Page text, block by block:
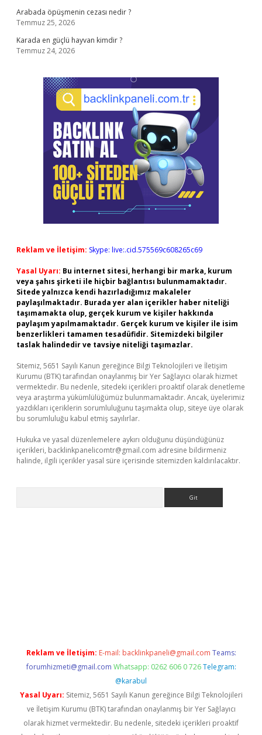
Arabada öpüşmenin cezası nedir ?
Temmuz 25, 2026
Karada en güçlü hayvan kimdir ?
Temmuz 24, 2026
Reklam ve İletişim: Skype: live:.cid.575569c608265c69
Yasal Uyarı: Bu internet sitesi, herhangi bir marka, kurum
veya şahıs şirketi ile hiçbir bağlantısı bulunmamaktadır.
Sitede yalnızca kendi hazırladığımız makaleler
paylaşılmaktadır. Burada yer alan içerikler haber niteliği
taşımamakta olup, gerçek kurum ve kişiler hakkında
paylaşım yapılmamaktadır. Gerçek kurum ve kişiler ile isim
benzerlikleri tamamen tesadüfidir. Sitemizdeki bilgiler
taslak halindedir ve tavsiye niteliği taşımazlar.
Sitemiz, 5651 Sayılı Kanun gereğince Bilgi Teknolojileri ve İletişim
Kurumu (BTK) tarafından onaylanmış bir Yer Sağlayıcı olarak hizmet
vermektedir. Bu nedenle, sitedeki içerikleri proaktif olarak denetleme
veya araştırma yükümlülüğümüz bulunmamaktadır. Ancak, üyelerimiz
yazdıkları içeriklerin sorumluluğunu taşımakta olup, siteye üye olarak
bu sorumluluğu kabul etmiş sayılırlar.
Hukuka ve yasal düzenlemelere aykırı olduğunu düşündüğünüz
içerikleri, backlinkpanelicomtr@gmail.com adresine bildirmeniz
halinde, ilgili içerikler yasal süre içerisinde sitemizden kaldırılacaktır.
Reklam ve İletişim: E-mail: backlinkpaneli@gmail.com Teams:
forumhizmeti@gmail.com Whatsapp: 0262 606 0 726 Telegram:
@karabul
Yasal Uyarı: Sitemiz, 5651 Sayılı Kanun gereğince Bilgi Teknolojileri
ve İletişim Kurumu (BTK) tarafından onaylanmış bir Yer Sağlayıcı
olarak hizmet vermektedir. Bu nedenle, sitedeki içerikleri proaktif